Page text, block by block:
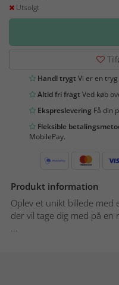
Utsolgt
Handl trygtVi er en
Altid fri fragtVed køb
Ekspreslevering Få din
Fleksible
MobilePay.
Produkt information
Oplev et unikt billede med
der vil tage dig med på en